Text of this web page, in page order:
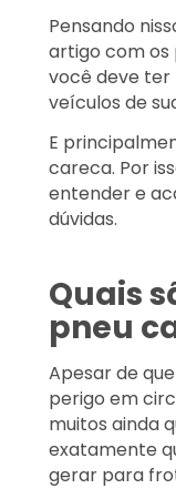
Pensando
artigo com os
você deve ter
veículos de
E
careca. Por
entender e
dúvidas.
Quais
pneu
Apesar de
perigo em
muitos ainda
exatamente
gerar para